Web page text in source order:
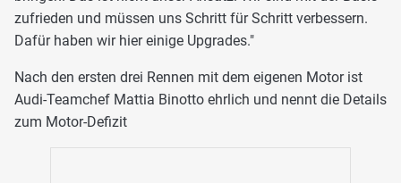
zufrieden und müssen uns Schritt für Schritt verbessern.
Dafür haben wir hier einige Upgrades."
Nach den ersten drei Rennen mit dem eigenen Motor ist
Audi-Teamchef Mattia Binotto ehrlich und nennt die Details
zum Motor-Defizit